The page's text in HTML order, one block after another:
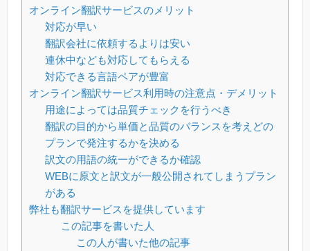
オンライン翻訳サービスのメリット
対応が早い
翻訳会社に依頼するよりは安い
連休中なども対応してもらえる
対応できる言語ペアが豊富
オンライン翻訳サービス利用時の注意点・デメリット
用途によっては品質チェックを行うべき
翻訳の目的から単価と品質のバランスを考えどの
プランで発注するかを決める
訳文の用語の統一ができるか確認
WEBに原文と訳文が一般公開されてしまうプラン
がある
弊社も翻訳サービスを提供しています
この記事を書いた人
この人が書いた他の記事